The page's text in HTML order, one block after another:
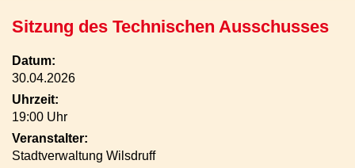
Sitzung des Technischen Ausschusses
Datum:
30.04.2026
Uhrzeit:
19:00 Uhr
Veranstalter:
Stadtverwaltung Wilsdruff